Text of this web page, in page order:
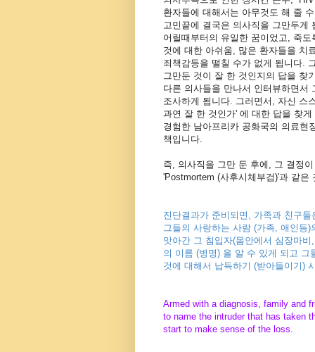
환자들에 대해서는 아무것도 해 줄
고민끝에 결국은 의사직을 그만두
어릴때부터의 유일한 꿈이었고, 죽
것에 대한 아쉬움, 많은 환자들을 치
죄책감등을 떨칠 수가 없게 됩니다.
그만둔 것이 잘 한 것인지의 답을 찾
다른 의사들을 만나서 인터뷰하면
조사하게 됩니다. 그러면서, 자신 스
과연 잘 한 것인가' 에 대한 답을 찾
경험한 남아프리카 공화국의 의료현
책입니다.
즉, 의사직을 그만 둔 후에, 그 결정
'Postmortem (사후시체부검)'과 같은
진단결과가 준비되면, 가족과 친구들
그들의 사랑하는 사람 (가족, 애인등)
앗아간 그 침입자(몸안에서 심장마
의 이름 (병명) 을 알 수 있게 되고 그
것에 대해서 납득하기 (받아들이기)
Armed with a diagnosis, family and
to name the intruder that has taken
start to make sense of the loss.